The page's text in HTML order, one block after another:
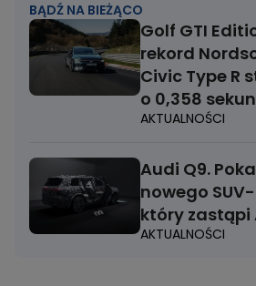
BĄDŹ NA BIEŻĄCO
Golf GTI
rekord
Civic Type R
o 0,358
AKTUALNOŚCI
Audi Q9.
nowego
który zastąpi
AKTUALNOŚCI